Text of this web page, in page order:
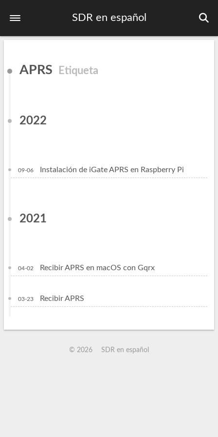
SDR en español
Primeros pasos
Contactos DMR
APRS Etiqueta
2022
09-06 Instalación de iGate APRS en Raspberry Pi
2021
04-02 Recibir APRS en macOS con Gqrx
03-23 Recibir APRS
© 2026 SDR en español